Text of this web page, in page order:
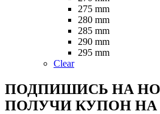
275 mm
280 mm
285 mm
290 mm
295 mm
Clear
ПОДПИШИСЬ НА
ПОЛУЧИ КУПОН НА